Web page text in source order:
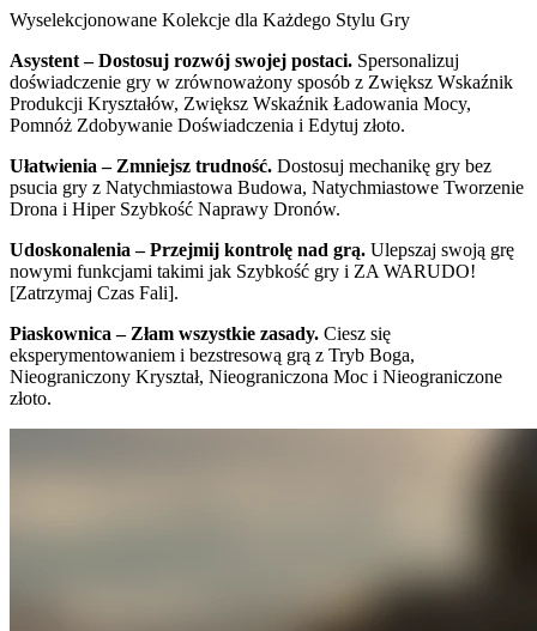
Wyselekcjonowane Kolekcje dla Każdego Stylu Gry
Asystent – Dostosuj rozwój swojej postaci. Spersonalizuj
doświadczenie gry w zrównoważony sposób z Zwiększ Wskaźnik
Produkcji Kryształów, Zwiększ Wskaźnik Ładowania Mocy,
Pomnóż Zdobywanie Doświadczenia i Edytuj złoto.
Ułatwienia – Zmniejsz trudność. Dostosuj mechanikę gry bez
psucia gry z Natychmiastowa Budowa, Natychmiastowe Tworzenie
Drona i Hiper Szybkość Naprawy Dronów.
Udoskonalenia – Przejmij kontrolę nad grą. Ulepszaj swoją grę
nowymi funkcjami takimi jak Szybkość gry i ZA WARUDO!
[Zatrzymaj Czas Fali].
Piaskownica – Złam wszystkie zasady. Ciesz się
eksperymentowaniem i bezstresową grą z Tryb Boga,
Nieograniczony Kryształ, Nieograniczona Moc i Nieograniczone
złoto.